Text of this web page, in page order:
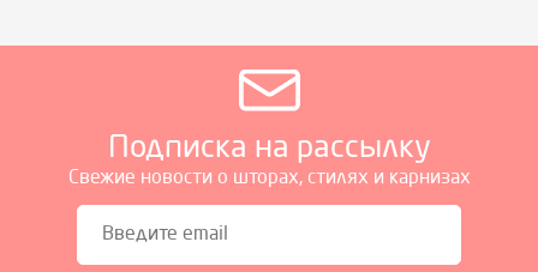
Подписка на рассылку
Свежие новости о шторах, стилях и карнизах